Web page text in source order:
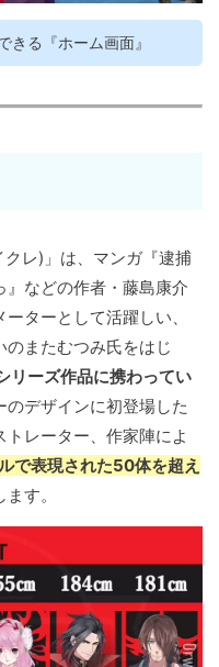
きる『ホーム画面』
クレ)」は、マンガ『逮捕
』などの作者・藤島康介
ターとして活躍しい、
またむつみ氏をはじ
リーズ作品に携わってい
のデザインに初登場した
レーター、作家陣によ
で表現された50体を超え
ます。